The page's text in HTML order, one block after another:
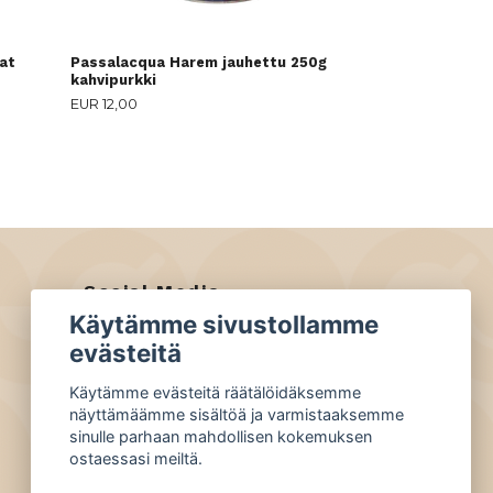
Passalacqua Harem jauhettu 250g
kahvipurkki
EUR 12,00
Social Media
Facebook
Käytämme sivustollamme
evästeitä
Käytämme evästeitä räätälöidäksemme
näyttämäämme sisältöä ja varmistaaksemme
sinulle parhaan mahdollisen kokemuksen
ostaessasi meiltä.